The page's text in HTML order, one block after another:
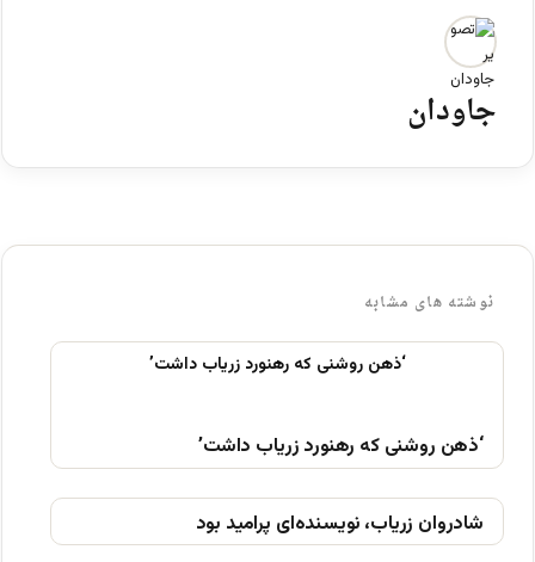
جاودان
نوشته های مشابه
‘ذهن روشنی که رهنورد زریاب داشت’
شادروان زریاب، نویسنده‌ای پرامید بود